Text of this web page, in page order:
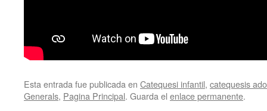
Esta entrada fue publicada en Catequesi infantil, catequesis
Generals, Pagina Principal. Guarda el enlace permanente.